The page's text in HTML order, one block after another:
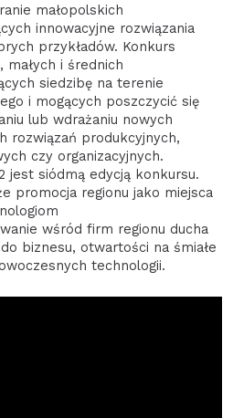
małopolskich
innowacyjne rozwiązania
przykładów. Konkurs
i średnich
siedzibę na terenie
i mogących poszczycić się
lub wdrażaniu nowych
rozwiązań produkcyjnych,
czy organizacyjnych.
jest siódmą edycją konkursu.
promocja regionu jako miejsca
wśród firm regionu ducha
biznesu, otwartości na śmiałe
technologii.